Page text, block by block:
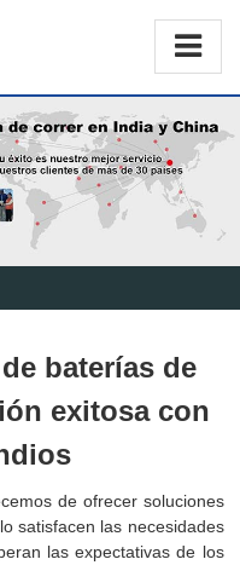
baterías de
exitosa con
de ofrecer soluciones
satisfacen las necesidades
las expectativas de los